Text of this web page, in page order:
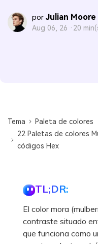
por Julian Moore
Aug 06, 26 · 20
Tema
Paleta de colores
22 Paletas de colores
códigos Hex
TL;DR:
El color mora
contraste situado
que funciona como